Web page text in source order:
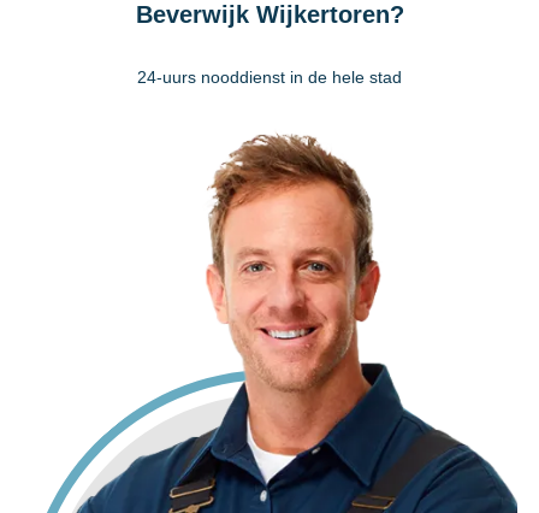
Beverwijk Wijkertoren?
24-uurs nooddienst in de hele stad